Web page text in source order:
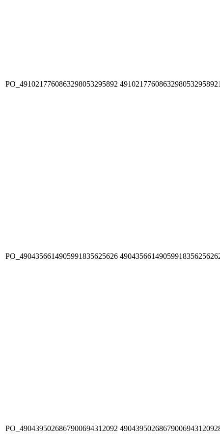
PO_4910217760863298053295892
PO_4904356614905991835625626
PO_4904395026867900694312092